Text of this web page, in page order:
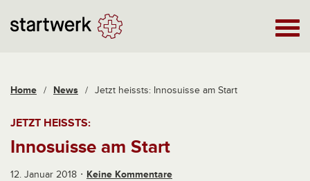
Home / News / Jetzt heissts: Innosuisse am Start
JETZT HEISSTS:
Innosuisse am Start
12. Januar 2018 Keine Kommentare